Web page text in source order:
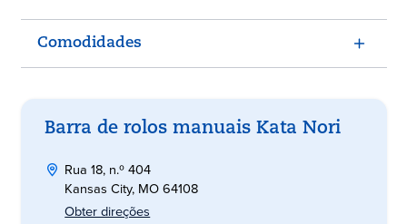
Comodidades
Barra de rolos manuais Kata Nori
Rua 18, n.º 404
Kansas City, MO 64108
Obter direções